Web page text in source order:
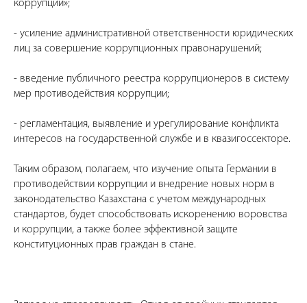
коррупции»;
- усиление административной ответственности юридических
лиц за совершение коррупционных правонарушений;
- введение публичного реестра коррупционеров в систему
мер противодействия коррупции;
- регламентация, выявление и урегулирование конфликта
интересов на государственной службе и в квазигоссекторе.
Таким образом, полагаем, что изучение опыта Германии в
противодействии коррупции и внедрение новых норм в
законодательство Казахстана с учетом международных
стандартов, будет способствовать искоренению воровства
и коррупции, а также более эффективной защите
конституционных прав граждан в стане.